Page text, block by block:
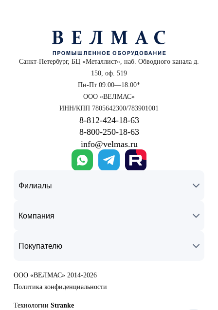
Санкт-Петербург, БЦ «Металлист», наб. Обводного канала д.
150, оф. 519
Пн-Пт 09:00—18:00*
ООО «ВЕЛМАС»
ИНН/КПП 7805642300/783901001
8‑812‑424‑18‑63
8‑800‑250‑18‑63
info@velmas.ru
Филиалы
Компания
Покупателю
ООО «ВЕЛМАС» 2014-2026
Политика конфиденциальности
Технологии Stranke